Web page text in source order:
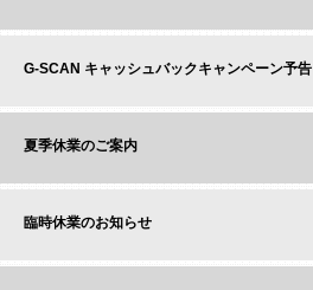
G-SCAN キャッシュバックキャンペーン予告
夏季休業のご案内
臨時休業のお知らせ